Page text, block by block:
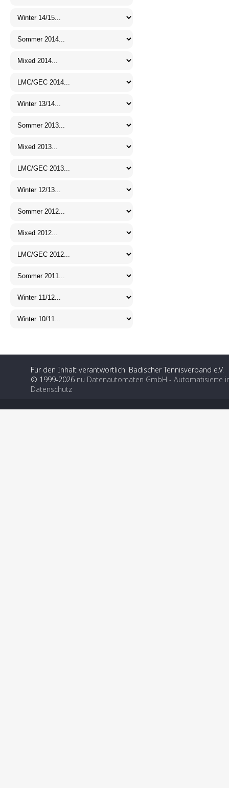
Für den Inhalt verantwortlich: Badischer Tennisverband e.V.
© 1999-2026 nu Datenautomaten GmbH - Automatisierte
Datenschutz